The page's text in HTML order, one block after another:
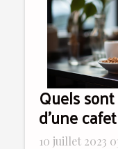
Quels
d’une
10 juillet 2023